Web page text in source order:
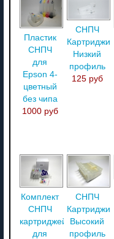
Пластик
СНПЧ
для
Epson 4-
цветный
без чипа
1000 руб
СНПЧ
Картриджи
Низкий
профиль
125 руб
Комплект
СНПЧ
картриджей
для
СНПЧ
Картриджи
Высокий
профиль